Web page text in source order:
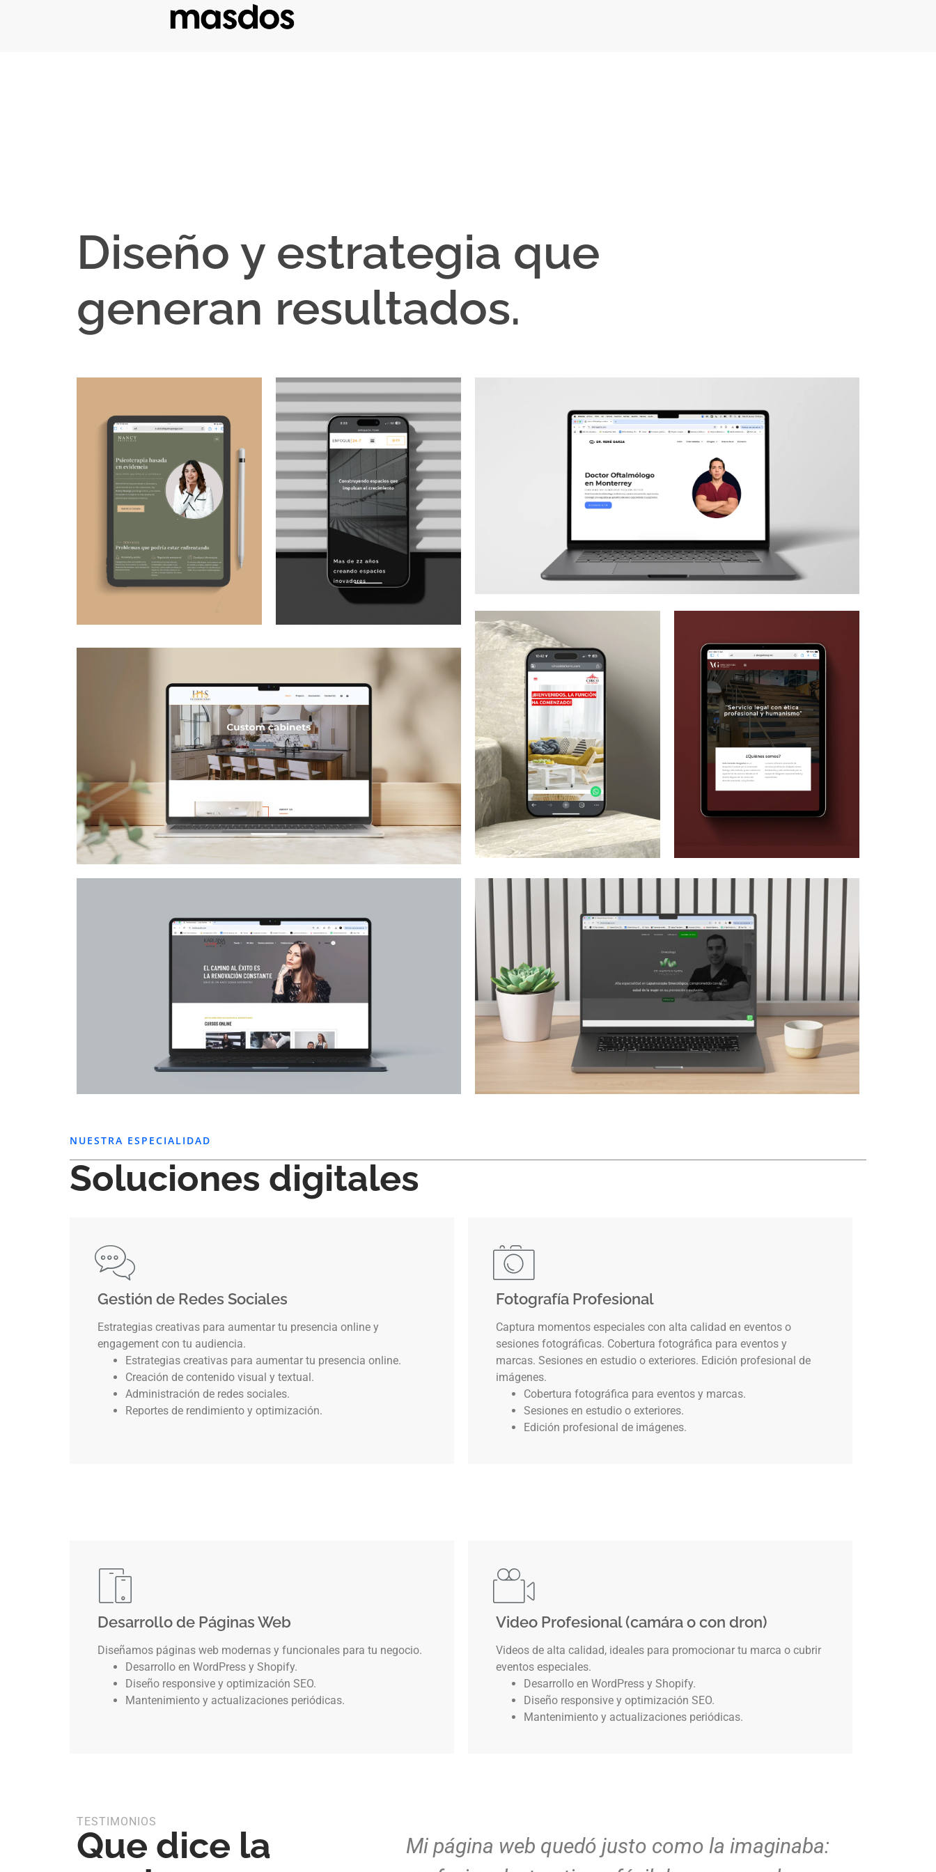
Diseño y estrategia que
generan resultados.
NUESTRA ESPECIALIDAD
Soluciones digitales
Gestión de Redes Sociales
Estrategias creativas para aumentar tu presencia online y
engagement con tu audiencia.
Estrategias creativas para aumentar tu presencia online.
Creación de contenido visual y textual.
Administración de redes sociales.
Reportes de rendimiento y optimización.
Fotografía Profesional
Captura momentos especiales con alta calidad en eventos o
sesiones fotográficas. Cobertura fotográfica para eventos y
marcas. Sesiones en estudio o exteriores. Edición profesional de
imágenes.
Cobertura fotográfica para eventos y marcas.
Sesiones en estudio o exteriores.
Edición profesional de imágenes.
Desarrollo de Páginas Web
Diseñamos páginas web modernas y funcionales para tu negocio.
Desarrollo en WordPress y Shopify.
Diseño responsive y optimización SEO.
Mantenimiento y actualizaciones periódicas.
Video Profesional (camára o con dron)
Videos de alta calidad, ideales para promocionar tu marca o cubrir
eventos especiales.
Desarrollo en WordPress y Shopify.
Diseño responsive y optimización SEO.
Mantenimiento y actualizaciones periódicas.
TESTIMONIOS
Que dice la
diseñó una página web clara y
Mi página web quedó justo como la imaginaba: